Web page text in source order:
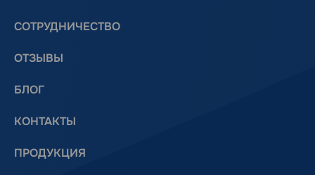
СОТРУДНИЧЕСТВО
ОТЗЫВЫ
БЛОГ
КОНТАКТЫ
ПРОДУКЦИЯ